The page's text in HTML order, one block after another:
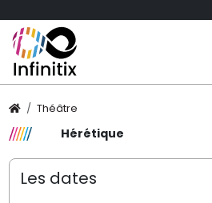
Théâtre
Hérétique
Les dates